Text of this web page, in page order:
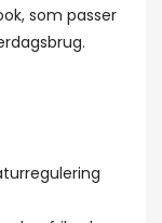
som passer